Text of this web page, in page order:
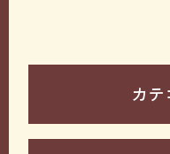
カ